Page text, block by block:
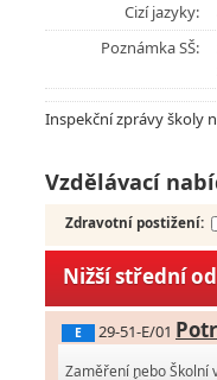
Cizí jazyky:
Poznámka SŠ:
Inspekční zprávy školy
Vzdělávací
Zdravotní postižení:
Nižší střední
E 29-51-E/01
Zaměření nebo Školní